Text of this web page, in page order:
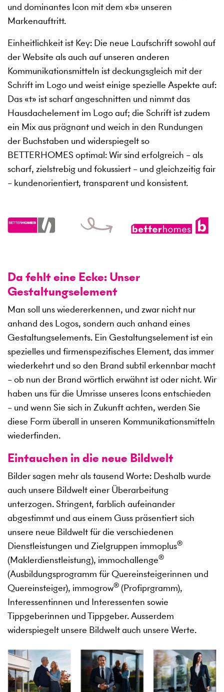
und dominantes Icon mit dem «b» unseren
Markenauftritt.
Einheitlichkeit ist Key: Die neue Laufschrift sowohl auf
der Website als auch auf unseren anderen
Kommunikationsmitteln ist deckungsgleich mit der
Schrift im Logo und weist einige spezielle Aspekte auf:
Das «t» ist scharf angeschnitten und nimmt das
Hausdachelement im Logo auf; die Schrift ist zudem
ein Mix aus prägnant und weich in den Rundungen
der Buchstaben und widerspiegelt so
BETTERHOMES optimal: Wir sind erfolgreich – als
scharf, zielstrebig und fokussiert – und gleichzeitig fair
– kundenorientiert, transparent und konsistent.
Da fehlt eine Ecke: Unser
Gestaltungselement
Man soll uns wiedererkennen, und zwar nicht nur
anhand des Logos, sondern auch anhand eines
Gestaltungselements. Ein Gestaltungselement ist ein
spezielles und firmenspezifisches Element, das immer
wiederkehrt und so den Brand subtil erkennbar macht
– ob nun der Brand wörtlich erwähnt ist oder nicht. Wir
haben uns für die Umrisse unseres Icons entschieden
– und wenn Sie sich in Zukunft achten, werden Sie
diese Form überall in unseren Kommunikationsmitteln
wiederfinden.
Eintauchen in die neue Bildwelt
Bilder sagen mehr als tausend Worte: Deshalb wurde
auch unsere Bildwelt einer Überarbeitung
unterzogen. Stringent, farblich aufeinander
abgestimmt und aus einem Guss präsentiert sich
unsere neue Bildwelt für die verschiedenen
Dienstleistungen und Zielgruppen immoplus®
(Maklerdienstleistung), immochallenge®
(Ausbildungsprogramm für Quereinsteigerinnen und
Quereinsteiger), immogrow® (Profiprgramm),
Interessentinnen und Interessenten sowie
Tippgeberinnen und Tippgeber. Ausserdem
widerspiegelt unsere Bildwelt auch unsere Werte.